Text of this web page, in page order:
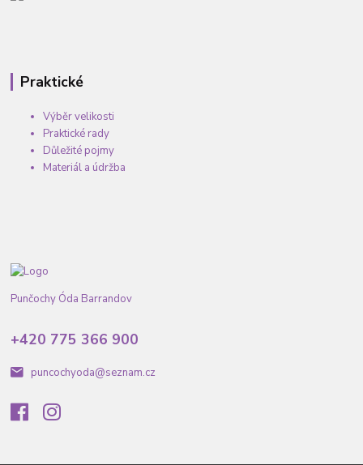
Praktické
Výběr velikosti
Praktické rady
Důležité pojmy
Materiál a údržba
Punčochy Óda Barrandov
+420 775 366 900
puncochyoda@seznam.cz